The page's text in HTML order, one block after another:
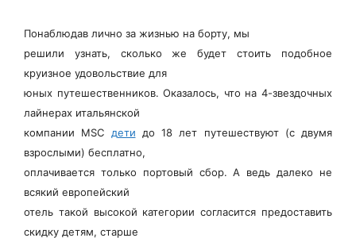
Понаблюдав лично за жизнью на борту, мы
решили узнать, сколько же будет стоить подобное
круизное удовольствие для
юных путешественников. Оказалось, что на 4-звездочных
лайнерах итальянской
компании MSC дети до 18 лет путешествуют (с двумя
взрослыми) бесплатно,
оплачивается только портовый сбор. А ведь далеко не
всякий европейский
отель такой высокой категории согласится предоставить
скидку детям, старше